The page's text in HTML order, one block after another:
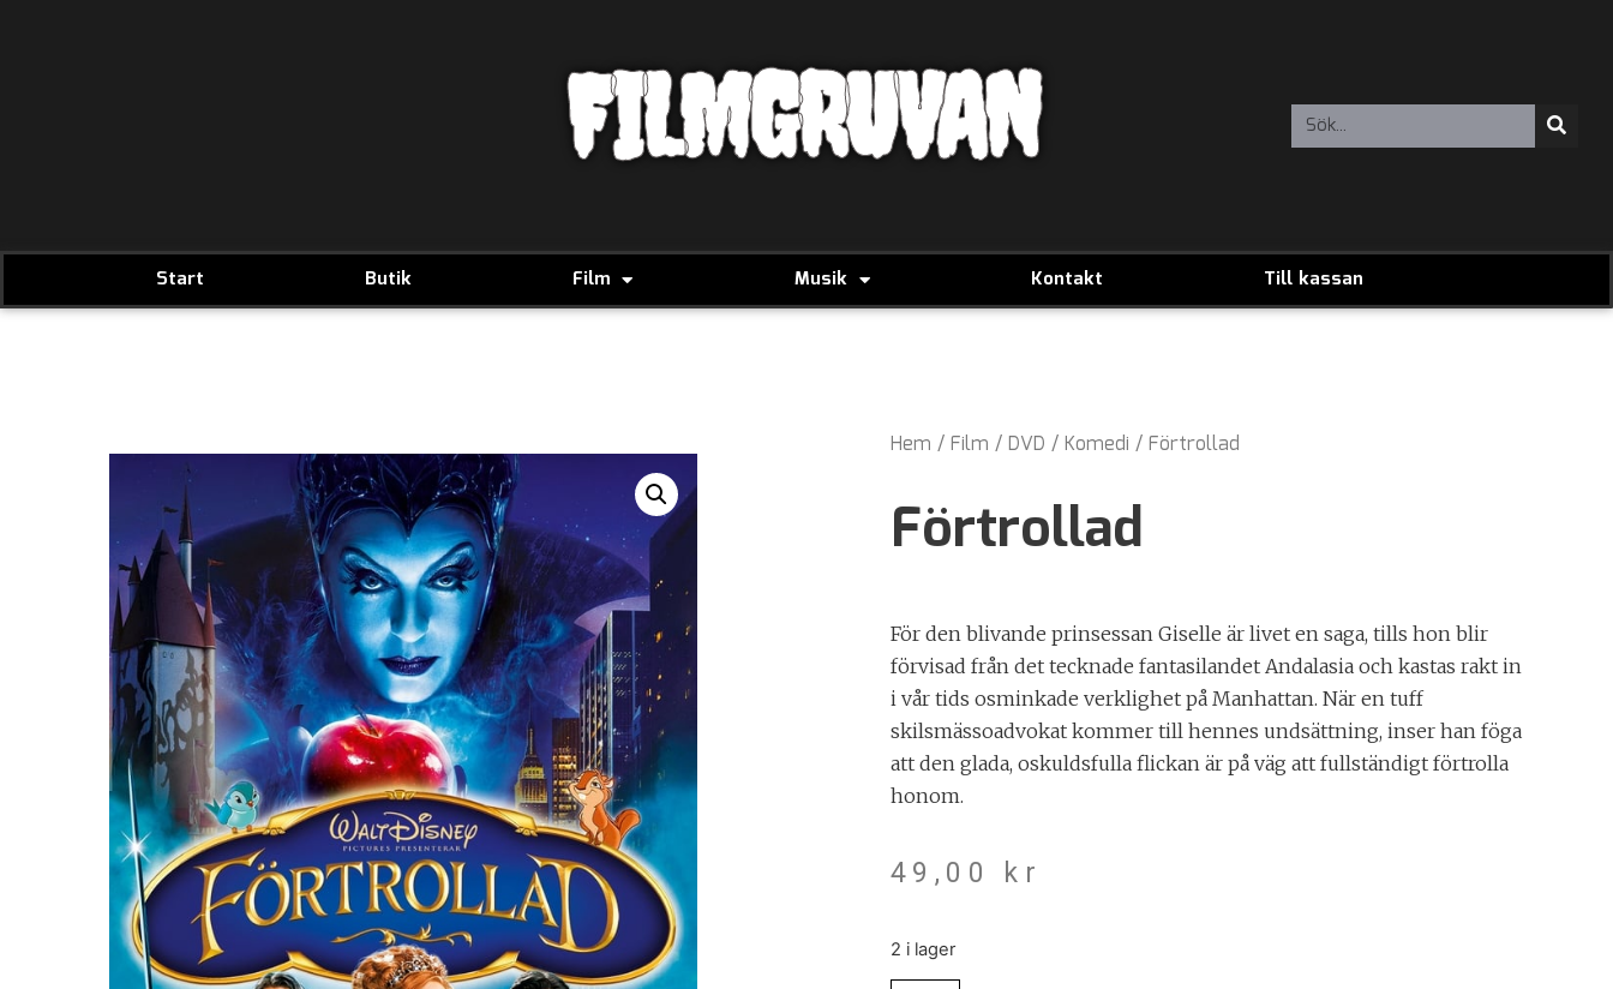
FILMGRUVAN
Start Butik Film Musik Kontakt Till kassan
Hem / Film / DVD / Komedi / Förtrollad
Förtrollad
För den blivande prinsessan Giselle är livet en saga, tills hon blir
förvisad från det tecknade fantasilandet Andalasia och kastas rakt in
i vår tids osminkade verklighet på Manhattan. När en tuff
skilsmässoadvokat kommer till hennes undsättning, inser han föga
att den glada, oskuldsfulla flickan är på väg att fullständigt förtrolla
honom.
49,00 kr
2 i lager